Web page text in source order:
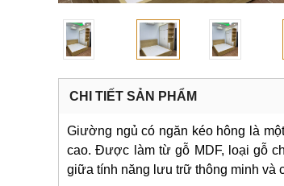
CHI TIẾT SẢN PHẨM
Giường ngủ có ngăn kéo hông là
cao. Được làm từ gỗ MDF, loại gỗ
giữa tính năng lưu trữ thông minh và